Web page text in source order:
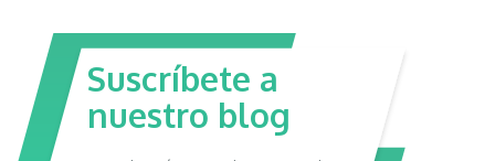
Suscríbete a
nuestro blog